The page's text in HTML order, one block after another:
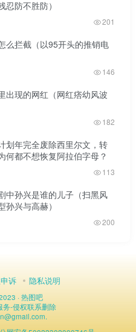
，还有art的限量版，图
这三款在处理器和个别参数
所不同，可以适应不同的需
配骁龙865，起步价
有可能。“咚咚”的功能有
弹出功能，但它的实现是在
果你用的是普通的OPPO
忍防不胜防）
201
么拦截（以95开头的推销电
146
出现的网红（网红痞幼风波
182
划年完全废除西里尔文，转
何都不想恢复阿拉伯字母？
113
中孙兴是谁的儿子（扫黑风
孙兴与高赫）
200
诉 隐私说明
·热图吧
务-侵权联系删除
@gmail.com.